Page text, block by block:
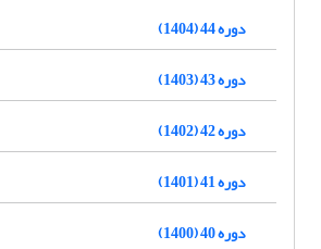
دوره 44 (1404)
دوره 43 (1403)
دوره 42 (1402)
دوره 41 (1401)
دوره 40 (1400)